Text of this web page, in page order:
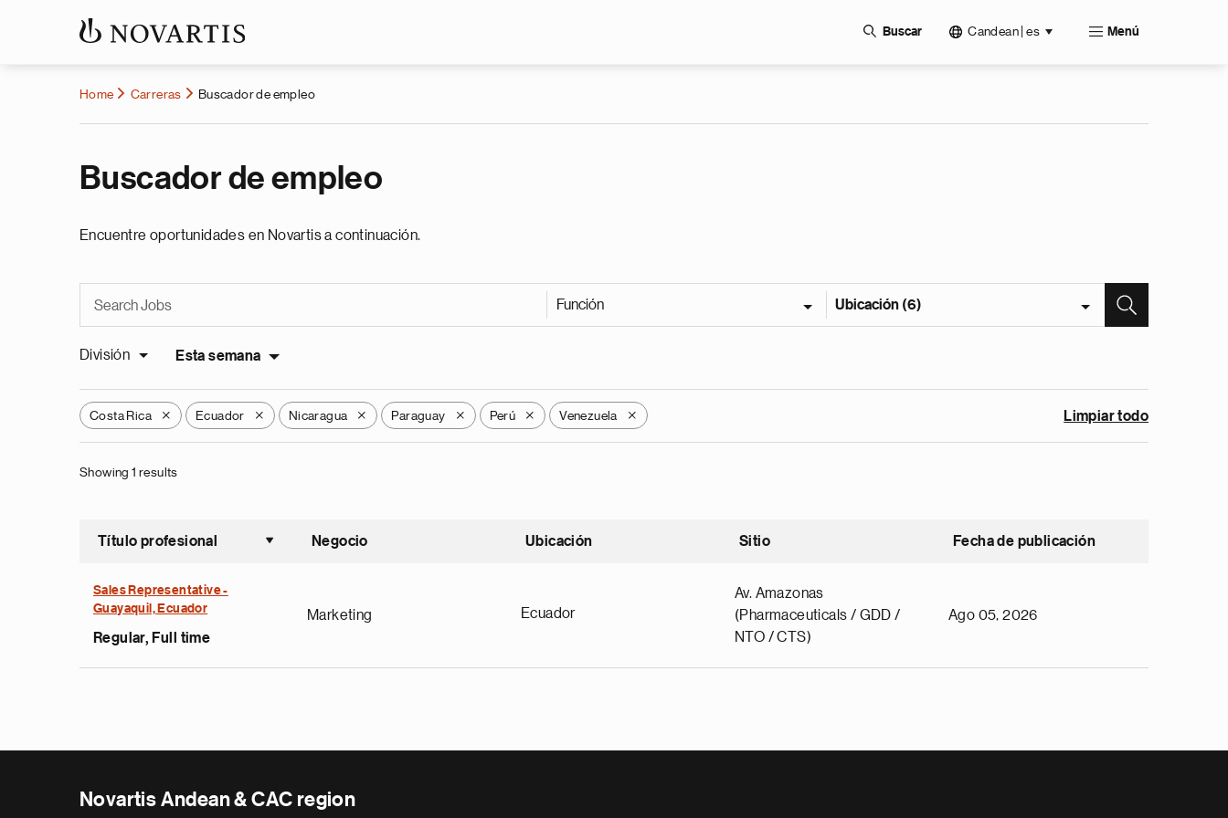
Buscar Candean | es Menú
Home Carreras Buscador de empleo
Buscador de empleo
Encuentre oportunidades en Novartis a continuación.
Función Ubicación (6)
División Esta semana
Costa Rica X Ecuador X Nicaragua X Paraguay X Perú X Venezuela X Limpiar todo
Showing 1 results
Título profesional
Ordenar ascendente
Negocio Ubicación Sitio Fecha de publicación
Sales Representative -
Guayaquil, Ecuador
Regular, Full time
Marketing Ecuador
Av. Amazonas
(Pharmaceuticals / GDD /
NTO / CTS)
Ago 05, 2026
Novartis Andean & CAC region